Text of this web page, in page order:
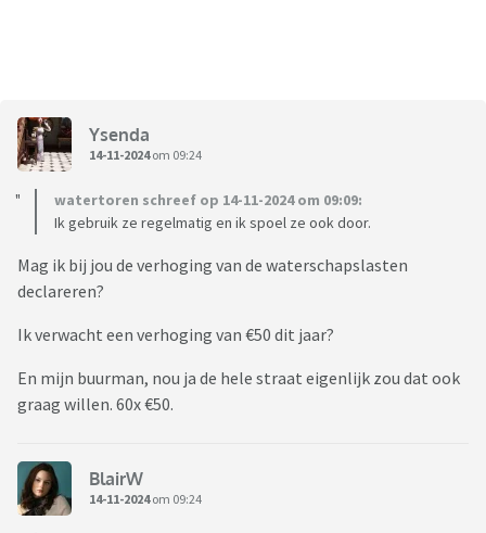
Ysenda
14-11-2024om 09:24
watertoren schreef op 14-11-2024 om 09:09:
Ik gebruik ze regelmatig en ik spoel ze ook door.
Mag ik bij jou de verhoging van de waterschapslasten
declareren?
Ik verwacht een verhoging van €50 dit jaar?
En mijn buurman, nou ja de hele straat eigenlijk zou dat ook
graag willen. 60x €50.
BlairW
14-11-2024om 09:24